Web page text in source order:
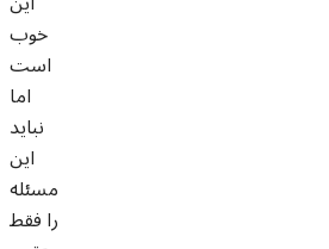
خوب
است
اما
نباید
این
مسئله
را فقط